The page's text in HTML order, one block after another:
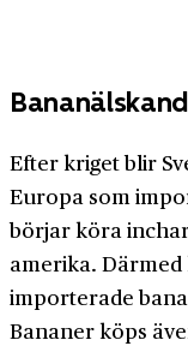
Efter kriget blir
Europa som
börjar köra
amerika.
importerade
Bananer köps